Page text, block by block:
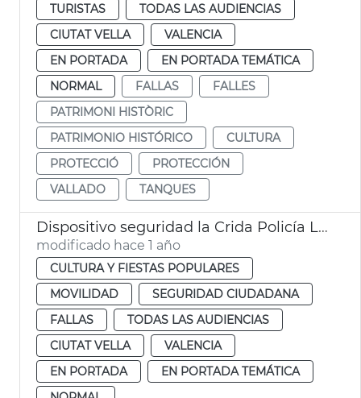
TURISTAS
TODAS LAS AUDIENCIAS
CIUTAT VELLA
VALENCIA
EN PORTADA
EN PORTADA TEMÁTICA
NORMAL
FALLAS
FALLES
PATRIMONI HISTÒRIC
PATRIMONIO HISTÓRICO
CULTURA
PROTECCIÓ
PROTECCIÓN
VALLADO
TANQUES
Dispositivo seguridad la Crida Policía Local València
modificado hace 1 año
CULTURA Y FIESTAS POPULARES
MOVILIDAD
SEGURIDAD CIUDADANA
FALLAS
TODAS LAS AUDIENCIAS
CIUTAT VELLA
VALENCIA
EN PORTADA
EN PORTADA TEMÁTICA